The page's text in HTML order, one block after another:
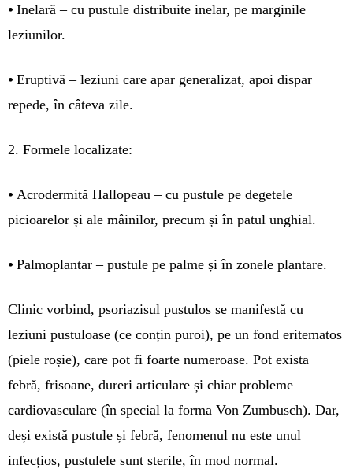
• Inelară – cu pustule distribuite inelar, pe marginile
leziunilor.
• Eruptivă – leziuni care apar generalizat, apoi dispar
repede, în câteva zile.
2. Formele localizate:
• Acrodermită Hallopeau – cu pustule pe degetele
picioarelor și ale mâinilor, precum și în patul unghial.
• Palmoplantar – pustule pe palme și în zonele plantare.
Clinic vorbind, psoriazisul pustulos se manifestă cu
leziuni pustuloase (ce conțin puroi), pe un fond eritematos
(piele roșie), care pot fi foarte numeroase. Pot exista
febră, frisoane, dureri articulare și chiar probleme
cardiovasculare (în special la forma Von Zumbusch). Dar,
deși există pustule și febră, fenomenul nu este unul
infecțios, pustulele sunt sterile, în mod normal.